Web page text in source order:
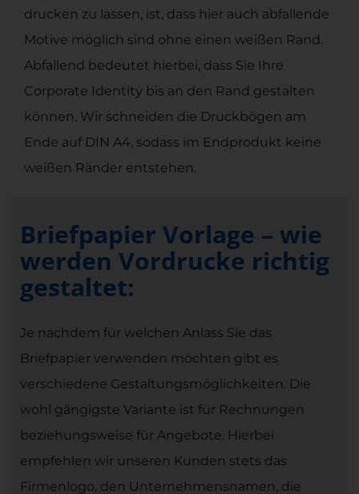
drucken zu lassen, ist, dass hier auch abfallende
Motive möglich sind ohne einen weißen Rand.
Abfallend bedeutet hierbei, dass Sie Ihre
Corporate Identity bis an den Rand gestalten
können. Wir schneiden die Druckbögen am
Ende auf DIN A4, sodass im Endprodukt keine
weißen Ränder entstehen.
Briefpapier Vorlage – wie
werden Vordrucke richtig
gestaltet:
Je nachdem für welchen Anlass Sie das
Briefpapier verwenden möchten gibt es
verschiedene Gestaltungsmöglichkeiten. Die
wohl gängigste Variante ist für Rechnungen
beziehungsweise für Angebote. Hierbei
empfehlen wir unseren Kunden stets das
Firmenlogo, den Unternehmensnamen, die